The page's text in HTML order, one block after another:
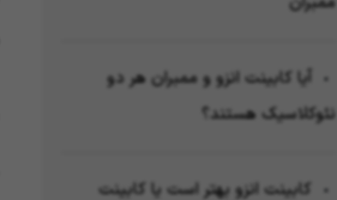
آیا کابینت انزو و ممبران هر دو
نئوکلاسیک هستند؟
کابینت انزو بهتر است یا کابینت